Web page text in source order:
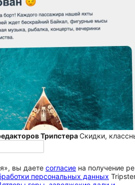
ТрипстераСкидки,
вы даете согласие на получение
персональных данных